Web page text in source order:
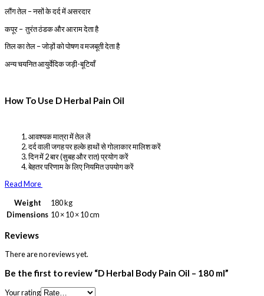
लौंग तेल – नसों के दर्द में असरदार
कपूर – तुरंत ठंडक और आराम देता है
तिल का तेल – जोड़ों को पोषण व मजबूती देता है
अन्य चयनित आयुर्वेदिक जड़ी-बूटियाँ
How To Use D Herbal Pain Oil
आवश्यक मात्रा में तेल लें
दर्द वाली जगह पर हल्के हाथों से गोलाकार मालिश करें
दिन में 2 बार (सुबह और रात) प्रयोग करें
बेहतर परिणाम के लिए नियमित उपयोग करें
Read More
Weight
180 kg
Dimensions 10 × 10 × 10 cm
Reviews
There are no reviews yet.
Be the first to review “D Herbal Body Pain Oil – 180 ml”
Your rating